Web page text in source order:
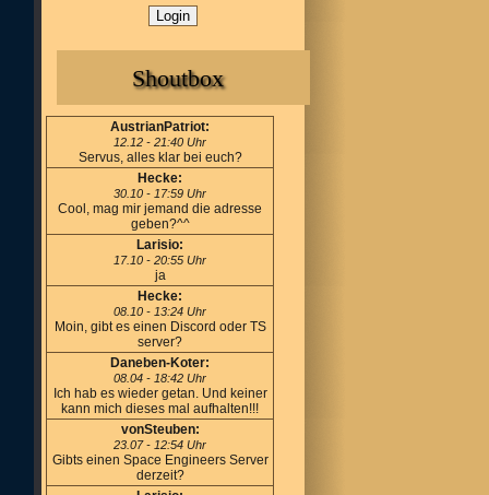
Shoutbox
AustrianPatriot:
12.12 - 21:40 Uhr
Servus, alles klar bei euch?
Hecke:
30.10 - 17:59 Uhr
Cool, mag mir jemand die adresse
geben?^^
Larisio:
17.10 - 20:55 Uhr
ja
Hecke:
08.10 - 13:24 Uhr
Moin, gibt es einen Discord oder TS
server?
Daneben-Koter:
08.04 - 18:42 Uhr
Ich hab es wieder getan. Und keiner
kann mich dieses mal aufhalten!!!
vonSteuben:
23.07 - 12:54 Uhr
Gibts einen Space Engineers Server
derzeit?